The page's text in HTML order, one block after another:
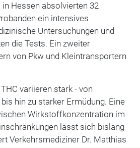
Hessen absolvierten 32
ein intensives
Untersuchungen und
die Tests. Ein zweiter
von Pkw und Kleintransportern
variieren stark - von
hin zu starker Ermüdung. Eine
Wirkstoffkonzentration im
lässt sich bislang
Verkehrsmediziner Dr. Matthias